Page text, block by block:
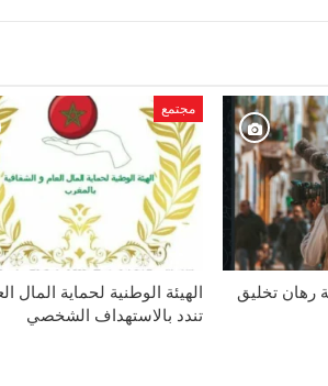
رهان تخليق
مجتمع
الهيئة الوطنية لحماية المال
تندد بالاستهداف الشخصي